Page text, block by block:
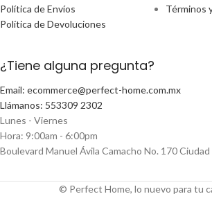
Política de Envíos
Política de Devoluciones
Términos
¿Tiene alguna pregunta?
Email: ecommerce@perfect-home.com.mx
Llámanos: 553309 2302
Lunes - Viernes
Hora: 9:00am - 6:00pm
Boulevard Manuel Ávila Camacho No. 170
© Perfect Home, lo nuevo para tu